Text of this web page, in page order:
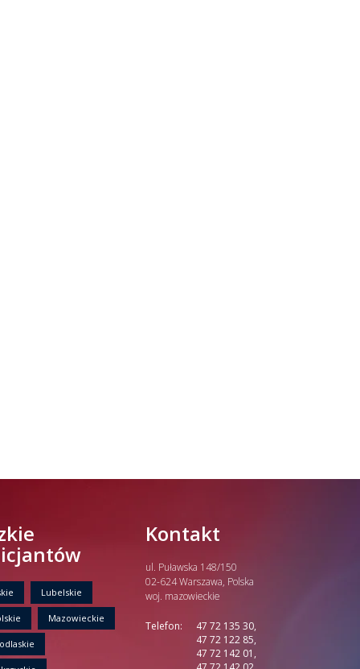
Lubelskie
Mazowieckie
Kontakt
ul. Puławska 148/150
02-624 Warszawa, Polska
woj. mazowieckie
Telefon:
47 72 135 30,
47 72 122 85,
47 72 142 01,